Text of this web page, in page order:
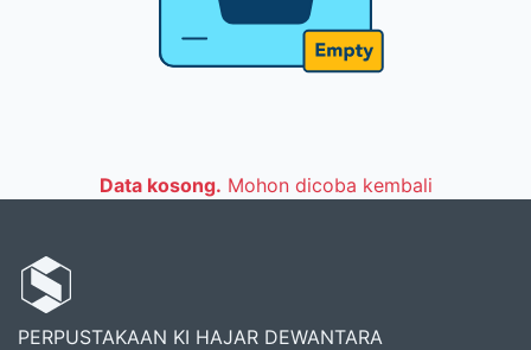
Data kosong. Mohon dicoba kembali
PERPUSTAKAAN KI HAJAR DEWANTARA